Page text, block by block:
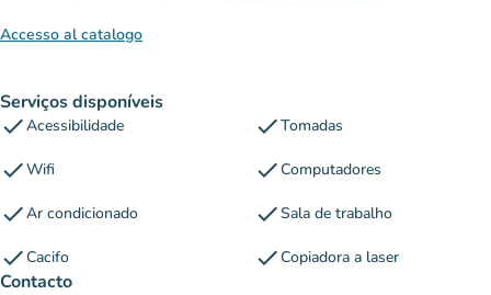
Accesso al catalogo
Serviços disponíveis
checkAcessibilidade checkTomadas
checkWifi checkComputadores
checkAr condicionado checkSala de trabalho
checkCacifo checkCopiadora a laser
Contacto